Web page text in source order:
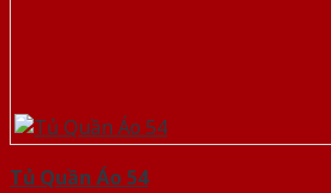
Tủ Quần Áo 54